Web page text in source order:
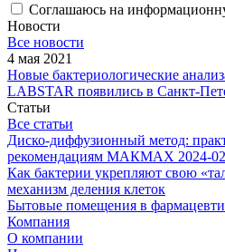
Соглашаюсь на
Новости
Все новости
4 мая 2021
Новые бактериологические
LABSTAR появились в Санкт-
Статьи
Все статьи
Диско-диффузионный метод:
рекомендациям МАКМАХ 2024-02
Как бактерии укрепляют свою
механизм деления клеток
Бытовые помещения в
Компания
О компании